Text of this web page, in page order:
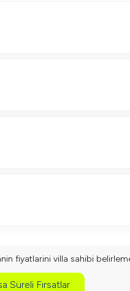
fiyatlarini villa sahibi
Süreli Fırsatlar